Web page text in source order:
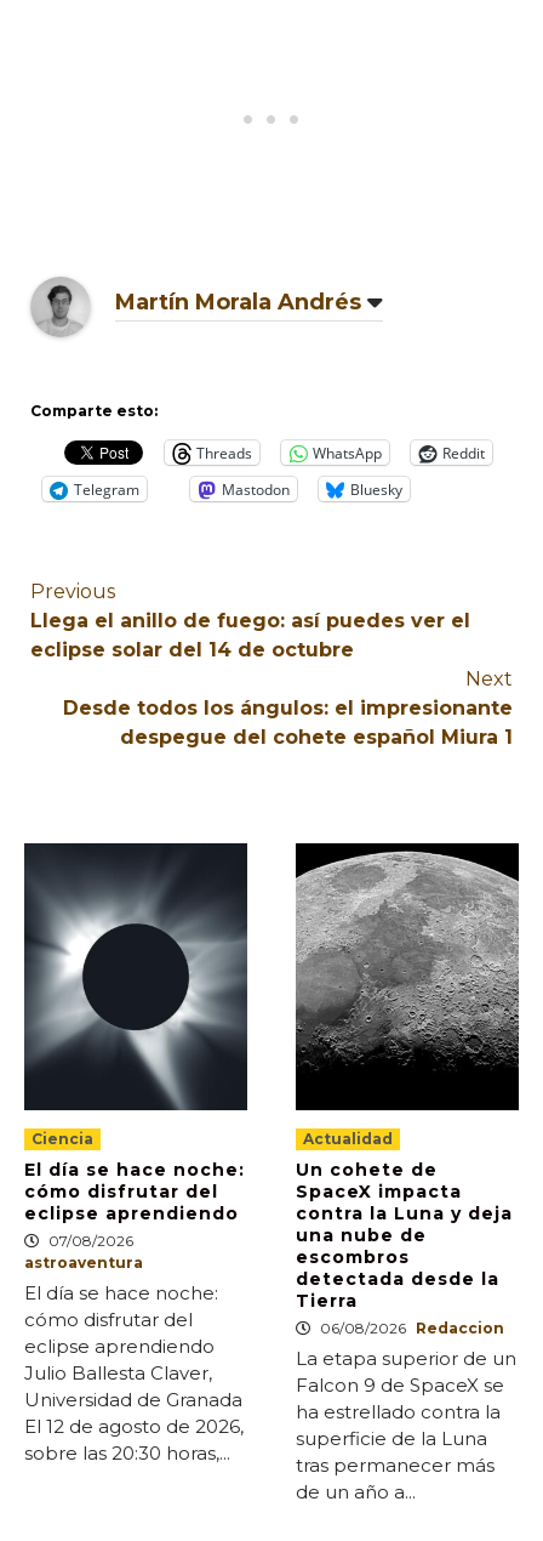
Martín Morala Andrés
Comparte esto:
Threads WhatsApp
Reddit
Telegram
Mastodon Bluesky
Previous
Llega el anillo de fuego: así puedes ver el
eclipse solar del 14 de octubre
Next
Desde todos los ángulos: el impresionante
despegue del cohete español Miura 1
Ciencia
El día se hace noche:
cómo disfrutar del
eclipse aprendiendo
07/08/2026
astroaventura
El día se hace noche:
cómo disfrutar del
eclipse aprendiendo
Julio Ballesta Claver,
Universidad de Granada
El 12 de agosto de 2026,
sobre las 20:30 horas,...
Actualidad
Un cohete de
SpaceX impacta
contra la Luna y deja
una nube de
escombros
detectada desde la
Tierra
06/08/2026 Redaccion
La etapa superior de un
Falcon 9 de SpaceX se
ha estrellado contra la
superficie de la Luna
tras permanecer más
de un año a...